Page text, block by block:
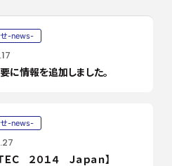
せ-news-
に情報を追加しました。
せ-news-
ＴＥＣ ２０１４ Ｊａｐａｎ】